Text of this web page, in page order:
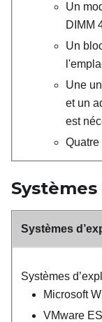
Un
DIMM
Un
Une
et un
est
Quatre
Systèmes
Systèmes
Microsoft
VMware